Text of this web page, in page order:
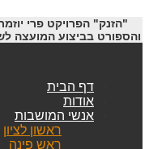
"הזנק" הפרויקט פרי
והספורט בביצוע המועצה
דף הבית
אודות
אנשי המושבות
ראשון לציון
ראש פינה